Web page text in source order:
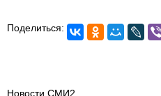
Поделиться:
Новости СМИ2